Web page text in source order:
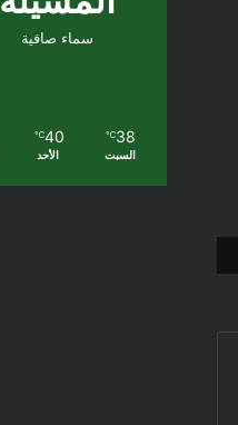
سماء صافية
38
℃
السبت
40
℃
الأحد